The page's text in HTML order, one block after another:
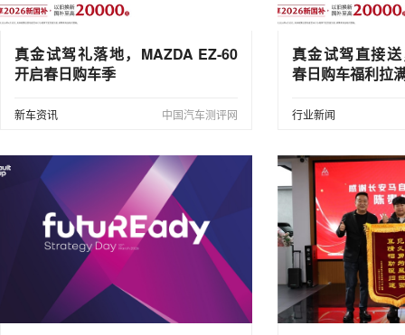
真金试驾礼落地，MAZDA EZ-60
开启春日购车季
新车资讯 中国汽车测评网
真金试驾直接
春日购车福利拉
行业新闻